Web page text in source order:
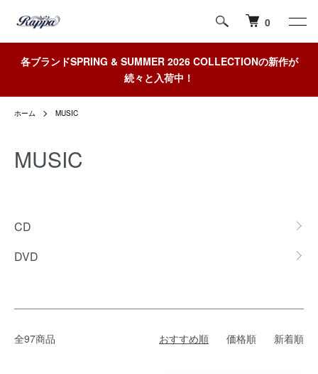
0
各ブランドSPRING & SUMMER 2026 COLLECTIONの新作が
続々と入荷中！
ホーム MUSIC
MUSIC
CD
DVD
全97商品 おすすめ順 価格順 新着順